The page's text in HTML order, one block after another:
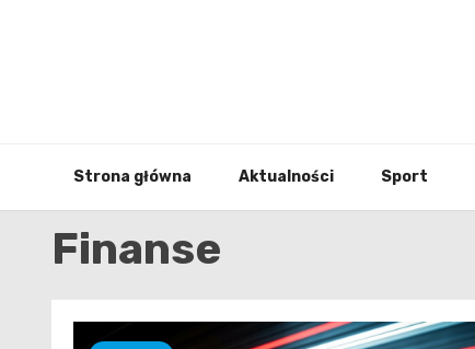
Strona główna Aktualności Sport
Finanse